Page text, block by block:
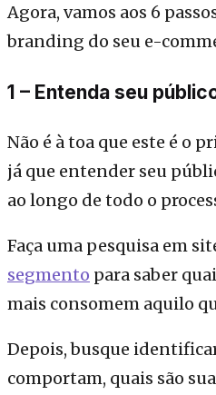
Agora, vamos aos 6
branding do seu e-
1 – Entenda seu
Não é à toa que este é o
já que entender seu
ao longo de todo o
Faça uma pesquisa em
segmento para saber
mais consomem aquilo
Depois, busque
comportam, quais são